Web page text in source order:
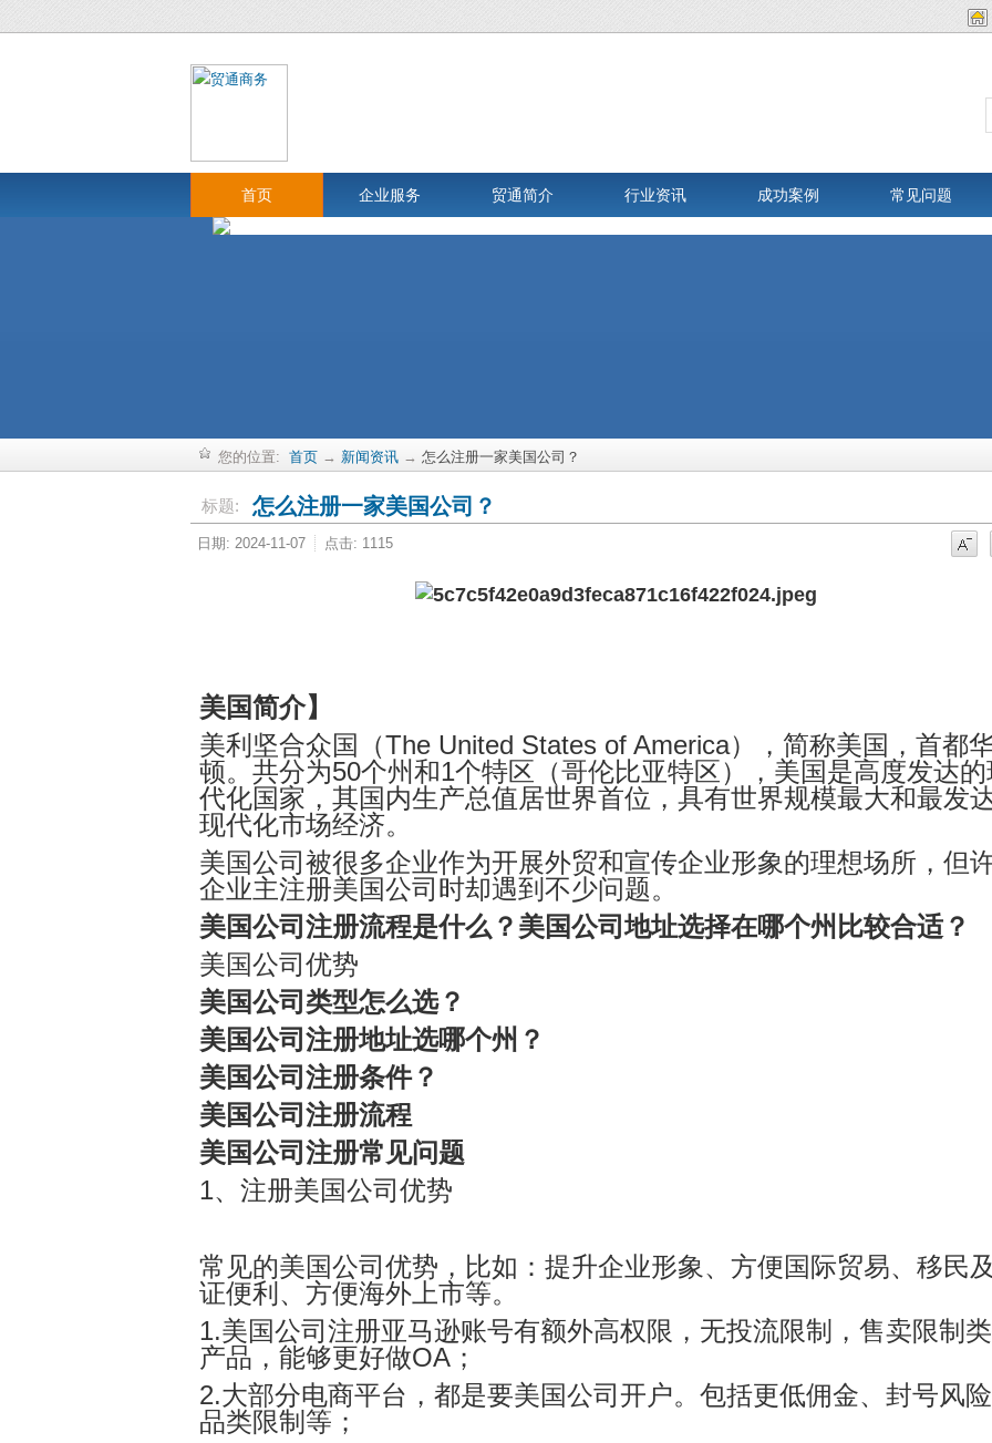
首页 企业服务 贸通简介 行业资讯 成功案例 常见问题
您的位置: 首页 → 新闻资讯 → 怎么注册一家美国公司？
标题: 怎么注册一家美国公司？
日期: 2024-11-07 点击: 1115
美国简介】
美利坚合众国（The United States of America），简称美国，首都
顿。共分为50个州和1个特区 （哥伦比亚特区），美国是高度发达
代化国家，其国内生产总值居世界首位，具有世界规模最大和最发
现代化市场经济。
美国公司被很多企业作为开展外贸和宣传企业形象的理想场所，但
企业主注册美国公司时却遇到不少问题。
美国公司注册流程是什么？美国公司地址选择在哪个州比较合适？
美国公司优势
美国公司类型怎么选？
美国公司注册地址选哪个州？
美国公司注册条件？
美国公司注册流程
美国公司注册常见问题
1、 注册美国公司优势
常见的美国公司优势，比如： 提升企业形象、方便国际贸易、移民
证便利、方便海外上市等。
1.美国公司注册亚马逊账号有额外高权限，无投流限制，售卖限制类
产品，能够更好做OA；
2.大部分电商平台，都是要美国公司开户。包括更低佣金、封号风险
品类限制等；